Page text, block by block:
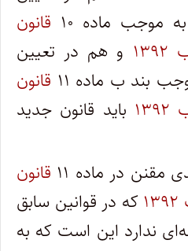
موجب ماده ۱۰
قانون
و هم در تعیین
بند ب ماده ۱۱
قانون
باید قانون جدید
قانون
که در قوانین سابق
ندارد این است که به